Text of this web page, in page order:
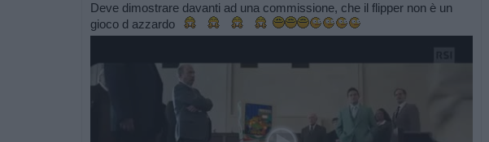
Deve dimostrare davanti ad una commissione, che il flipper non è un
gioco d azzardo